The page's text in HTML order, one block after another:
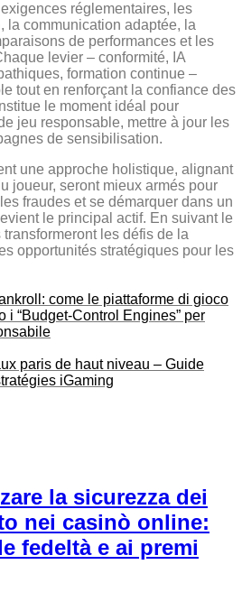
réglementaires, les
la communication adaptée, la
de performances et les
levier – conformité, IA
formation continue –
tout en renforçant la confiance des
le moment idéal pour
jeu responsable, mettre à jour les
de sensibilisation.
une approche holistique, alignant
joueur, seront mieux armés pour
fraudes et se démarquer dans un
le principal actif. En suivant le
les défis de la
opportunités stratégiques pour les
come le piattaforme di gioco
“Budget‑Control Engines” per
paris de haut niveau – Guide
iGaming
la sicurezza dei
nei casinò online:
fedeltà e ai premi